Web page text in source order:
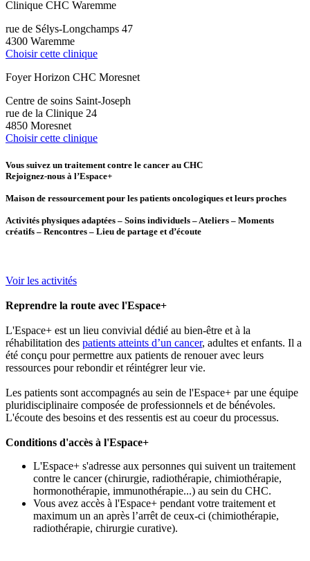
Clinique CHC Waremme
rue de Sélys-Longchamps 47
4300 Waremme
Choisir cette clinique
Foyer Horizon CHC Moresnet
Centre de soins Saint-Joseph
rue de la Clinique 24
4850 Moresnet
Choisir cette clinique
Vous suivez un traitement contre le cancer au CHC
Rejoignez-nous à l’Espace+
Maison de ressourcement pour les patients oncologiques et leurs proches
Activités physiques adaptées – Soins individuels – Ateliers – Moments
créatifs – Rencontres – Lieu de partage et d’écoute
Voir les activités
Reprendre la route avec l'Espace+
L'Espace+ est un lieu convivial dédié au bien-être et à la
réhabilitation des patients atteints d’un cancer, adultes et enfants. Il a
été conçu pour permettre aux patients de renouer avec leurs
ressources pour rebondir et réintégrer leur vie.
Les patients sont accompagnés au sein de l'Espace+ par une équipe
pluridisciplinaire composée de professionnels et de bénévoles.
L'écoute des besoins et des ressentis est au coeur du processus.
Conditions d'accès à l'Espace+
L'Espace+ s'adresse aux personnes qui suivent un traitement
contre le cancer (chirurgie, radiothérapie, chimiothérapie,
hormonothérapie, immunothérapie...) au sein du CHC.
Vous avez accès à l'Espace+ pendant votre traitement et
maximum un an après l’arrêt de ceux-ci (chimiothérapie,
radiothérapie, chirurgie curative).